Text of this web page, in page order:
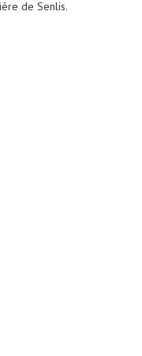
de Senlis.